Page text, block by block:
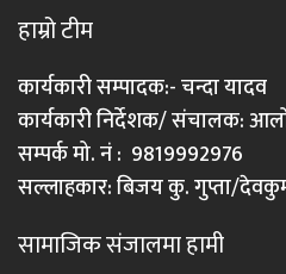
हाम्रो टीम
कार्यकारी सम्पादक:- चन्दा यादव
कार्यकारी निर्देशक/ संचालक:
सम्पर्क मो. नं : 9819992976
सल्लाहकार: बिजय कु. गुप्ता/
सामाजिक संजालमा हामी